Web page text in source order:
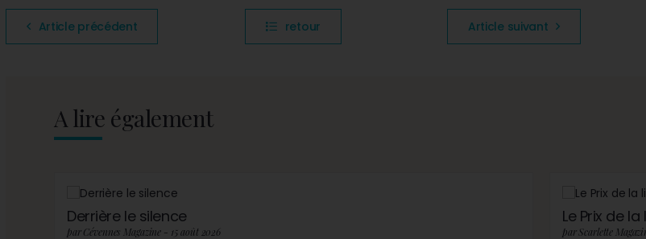
Article précédent retour Article suivant
A lire également
Derrière le silence
par Cévennes Magazine - 15 août 2026
Le Prix de
par Scarlette